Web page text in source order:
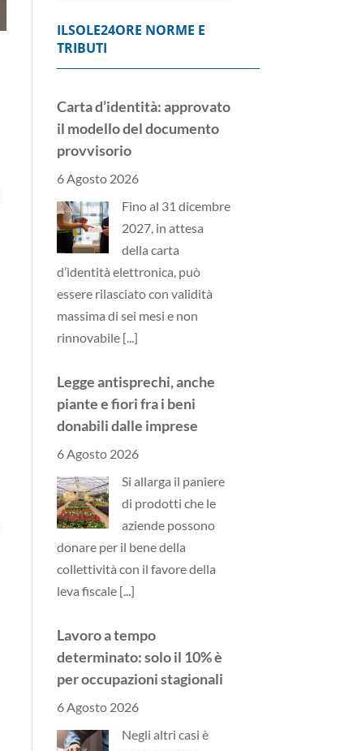
ILSOLE24ORE NORME E
TRIBUTI
il modello del documento
provvisorio
della carta
essere rilasciato con validità
piante e fiori fra i beni
donabili dalle imprese
di prodotti che le
aziende possono
donare per il bene della
collettività con il favore della
determinato: solo il 10% è
per occupazioni stagionali
usato per fare